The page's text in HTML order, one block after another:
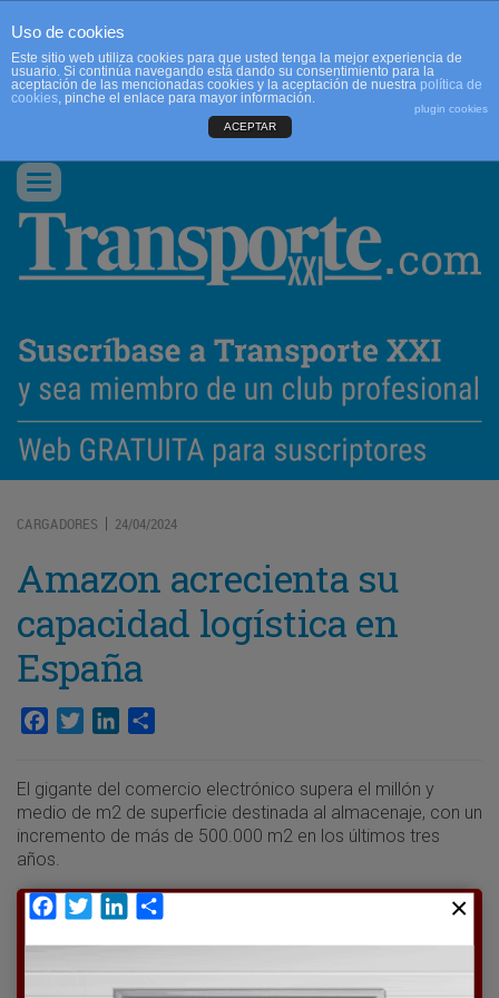
CONTACTO
Conmutar
navegación
CARGADORES | 24/04/2024
Amazon acrecienta su
capacidad logística en
España
Facebook
TwitterLinkedIn
El gigante del comercio electrónico supera el millón y
medio de m2 de superficie destinada al almacenaje, con un
incremento de más de 500.000 m2 en los últimos tres
años.
Para poder seguir leyendo hay que estar
suscrito a Transporte XXI, el periódico
del transporte y la logística en España.
Uso de cookies
Este sitio web utiliza cookies para que usted tenga la mejor experiencia de
usuario. Si continúa navegando está dando su consentimiento para la
aceptación de las mencionadas cookies y la aceptación de nuestra política de
cookies, pinche el enlace para mayor información.
plugin cookies
ACEPTAR
Facebook
TwitterLinkedIn